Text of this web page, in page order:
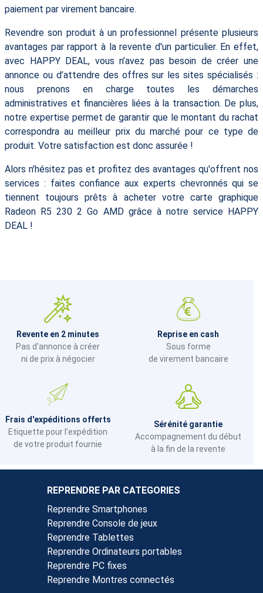
paiement par virement bancaire.
Revendre son produit à un professionnel présente plusieurs
avantages par rapport à la revente d'un particulier. En effet,
avec HAPPY DEAL, vous n’avez pas besoin de créer une
annonce ou d’attendre des offres sur les sites spécialisés :
nous prenons en charge toutes les démarches
administratives et financières liées à la transaction. De plus,
notre expertise permet de garantir que le montant du rachat
correspondra au meilleur prix du marché pour ce type de
produit. Votre satisfaction est donc assurée !
Alors n’hésitez pas et profitez des avantages qu'offrent nos
services : faites confiance aux experts chevronnés qui se
tiennent toujours prêts à acheter votre carte graphique
Radeon R5 230 2 Go AMD grâce à notre service HAPPY
DEAL !
Revente en 2 minutes
Pas d'annonce à créer
ni de prix à négocier
Reprise en cash
Sous forme
de virement bancaire
Frais d'expéditions offerts
Etiquette pour l’expédition
de votre produit fournie
Sérénité garantie
Accompagnement du début
à la fin de la revente
REPRENDRE PAR CATEGORIES
Reprendre Smartphones
Reprendre Console de jeux
Reprendre Tablettes
Reprendre Ordinateurs portables
Reprendre PC fixes
Reprendre Montres connectés